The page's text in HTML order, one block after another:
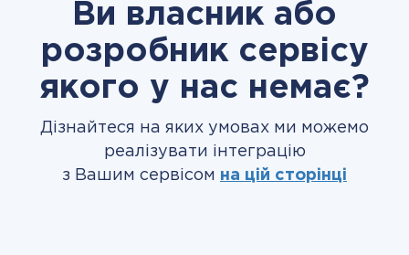
Ви власник або
розробник сервісу
якого у нас немає?
Дізнайтеся на яких умовах ми можемо
реалізувати інтеграцію
з Вашим сервісом на цій сторінці